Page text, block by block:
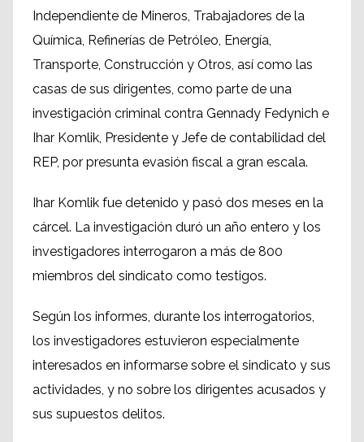
Independiente de Mineros, Trabajadores de la
Química, Refinerías de Petróleo, Energía,
Transporte, Construcción y Otros, así como las
casas de sus dirigentes, como parte de una
investigación criminal contra Gennady Fedynich e
Ihar Komlik, Presidente y Jefe de contabilidad del
REP, por presunta evasión fiscal a gran escala.
Ihar Komlik fue detenido y pasó dos meses en la
cárcel. La investigación duró un año entero y los
investigadores interrogaron a más de 800
miembros del sindicato como testigos.
Según los informes, durante los interrogatorios,
los investigadores estuvieron especialmente
interesados en informarse sobre el sindicato y sus
actividades, y no sobre los dirigentes acusados y
sus supuestos delitos.